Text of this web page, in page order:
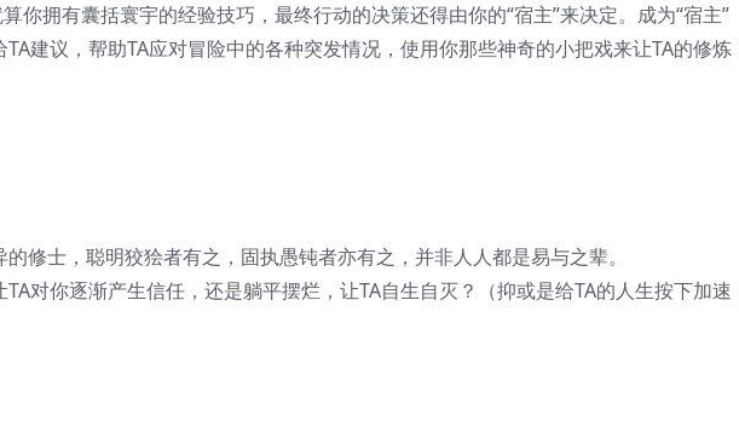
你拥有囊括寰宇的经验技巧，最终行动的决策还得由你的“宿主”来决定。成为“宿主”
建议，帮助TA应对冒险中的各种突发情况，使用你那些神奇的小把戏来让TA的修炼
修士，聪明狡狯者有之，固执愚钝者亦有之，并非人人都是易与之辈。
对你逐渐产生信任，还是躺平摆烂，让TA自生自灭？（抑或是给TA的人生按下加速